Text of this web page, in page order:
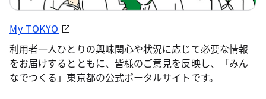
My TOKYO
利用者一人ひとりの興味関心や状況に応じて必要な情報
をお届けするとともに、皆様のご意見を反映し、「みん
なでつくる」東京都の公式ポータルサイトです。